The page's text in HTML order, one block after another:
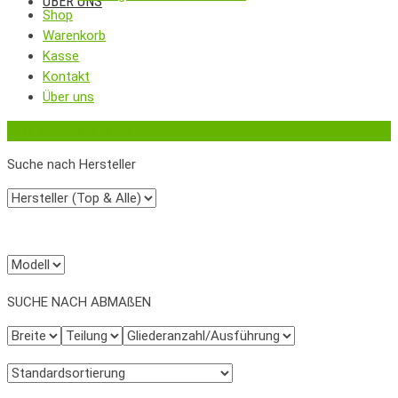
Shop
Warenkorb
Kasse
Kontakt
Über uns
Suche nach Hersteller
SUCHE NACH ABMAßEN